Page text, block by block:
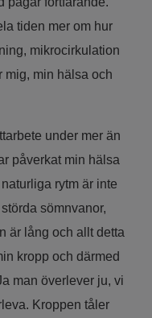
tiden mer om hur
mikrocirkulation
mig, min hälsa och
under mer än
påverkat min hälsa
rytm är inte
sömnvanor,
är lång och allt detta
kropp och därmed
man överlever ju, vi
Kroppen tåler